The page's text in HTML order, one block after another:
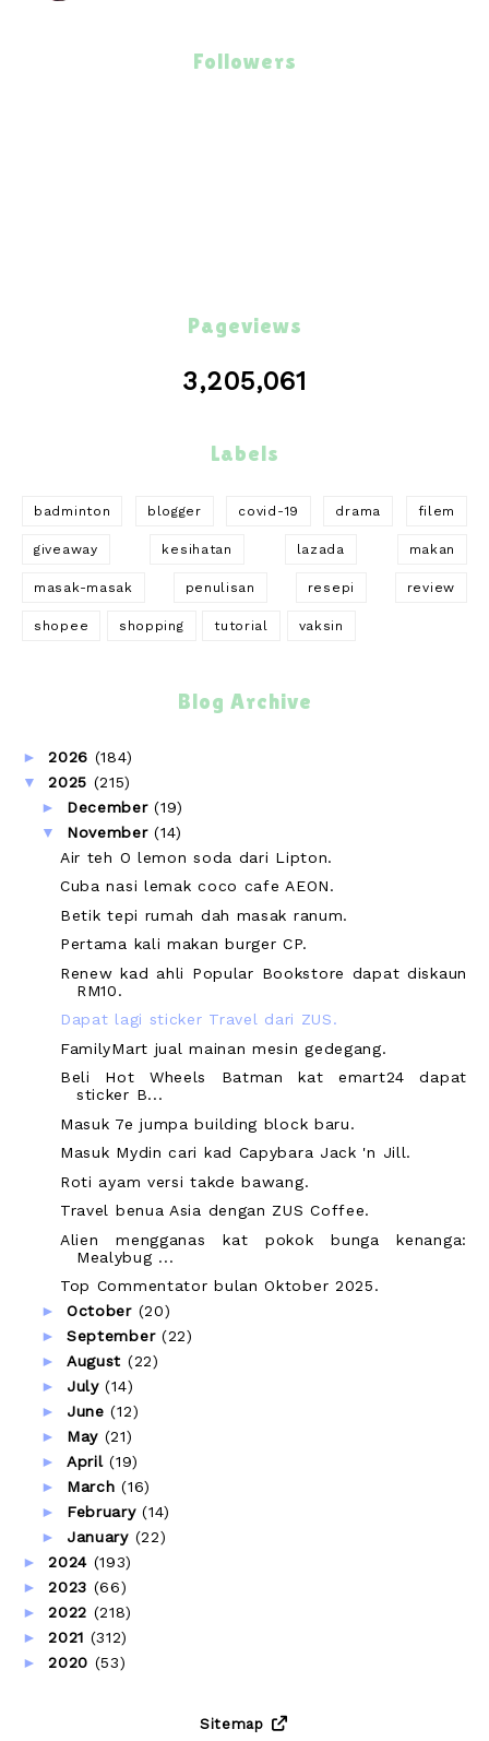
Followers
Pageviews
3,205,061
Labels
badminton blogger covid-19 drama filem
giveaway kesihatan lazada makan
masak-masak penulisan resepi review
shopee shopping tutorial vaksin
Blog Archive
►2026 (184)
▼2025 (215)
► December(19)
▼ November(14)
Air teh O lemon soda dari Lipton.
Cuba nasi lemak coco cafe AEON.
Betik tepi rumah dah masak ranum.
Pertama kali makan burger CP.
Renew kad ahli Popular Bookstore dapat diskaun
RM10.
Dapat lagi sticker Travel dari ZUS.
FamilyMart jual mainan mesin gedegang.
Beli Hot Wheels Batman kat emart24 dapat
sticker B...
Masuk 7e jumpa building block baru.
Masuk Mydin cari kad Capybara Jack 'n Jill.
Roti ayam versi takde bawang.
Travel benua Asia dengan ZUS Coffee.
Alien mengganas kat pokok bunga kenanga:
Mealybug ...
Top Commentator bulan Oktober 2025.
► October (20)
► September (22)
► August (22)
► July(14)
► June(12)
► May (21)
► April(19)
► March(16)
► February(14)
► January (22)
►2024 (193)
►2023 (66)
►2022 (218)
►2021 (312)
►2020 (53)
Sitemap